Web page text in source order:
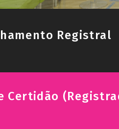
Registral
Certidão